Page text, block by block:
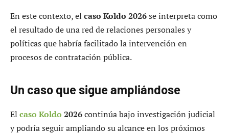
En este contexto, el caso Koldo 2026se interpreta como
el resultado de una red de relaciones personales y
políticas que habría facilitado la intervención en
procesos de contratación pública.
Un caso que sigue ampliándose
El caso Koldo 2026continúa bajo investigación judicial
y podría seguir ampliando su alcance en los próximos